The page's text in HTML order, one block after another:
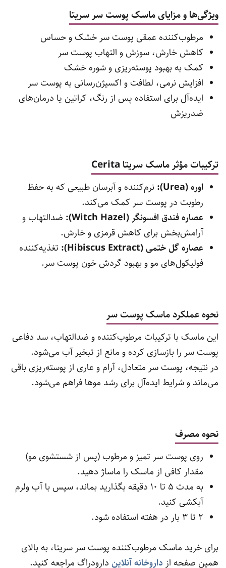
ویژگی‌ها و مزایای ماسک پوست سر سریتا
مرطوب‌کننده عمقی پوست سر خشک و حساس
کاهش خارش، سوزش و التهاب پوست سر
کمک به بهبود پوسته‌ریزی و شوره خشک
افزایش نرمی، لطافت و اکسیژن‌رسانی به پوست سر
ایده‌آل برای استفاده پس از رنگ، کراتین یا درمان‌های
ضدریزش
ترکیبات مؤثر ماسک سریتا Cerita
اوره (Urea):
نرم‌کننده و آبرسان طبیعی که به حفظ
رطوبت در پوست سر کمک می‌کند.
عصاره فندق افسونگر (Witch Hazel):
ضدالتهاب و
آرامش‌بخش برای کاهش قرمزی و خارش.
عصاره گل ختمی (Hibiscus Extract):
تغذیه‌کننده
فولیکول‌های مو و بهبود گردش خون پوست سر.
نحوه عملکرد ماسک پوست سر
این ماسک با ترکیبات مرطوب‌کننده و ضدالتهاب، سد دفاعی
پوست سر را بازسازی کرده و مانع از تبخیر آب می‌شود.
در نتیجه، پوست سر متعادل، آرام و عاری از پوسته‌ریزی باقی
می‌ماند و شرایط ایده‌آل برای رشد موها فراهم می‌شود.
نحوه مصرف
روی پوست سر تمیز و مرطوب (پس از شستشوی مو)
مقدار کافی از ماسک را ماساژ دهید.
به مدت ۵ تا ۱۰ دقیقه بگذارید بماند، سپس با آب ولرم
آبکشی کنید.
۲ تا ۳ بار در هفته استفاده شود.
برای خرید ماسک مرطوب‌کننده پوست سر سریتا، به بالای
همین صفحه از داروخانه آنلاین دارودراگ مراجعه کنید.